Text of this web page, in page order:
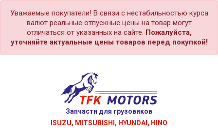
Уважаемые покупатели! В связи с нестабильностью курса
валют реальные отпускные цены на товар могут
отличаться от указанных на сайте. Пожалуйста,
уточняйте актуальные цены товаров перед покупкой!
Запчасти для грузовиков
ISUZU, MITSUBISHI, HYUNDAI, HINO